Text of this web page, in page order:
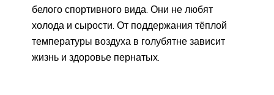
белого спортивного вида. Они не любят
холода и сырости. От поддержания тёплой
температуры воздуха в голубятне зависит
жизнь и здоровье пернатых.